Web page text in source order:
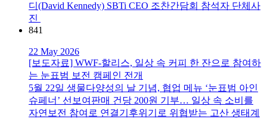
디(David Kennedy) SBTi CEO 조찬간담회 참석자 단체사
진
841
22 May 2026
[보도자료] WWF-할리스, 일상 속 커피 한 잔으로 참여하
는 눈표범 보전 캠페인 전개
5월 22일 생물다양성의 날 기념, 협업 메뉴 ‘눈표범 아인
슈페너’ 선보여판매 건당 200원 기부… 일상 속 소비를
자연보전 참여로 연결기후위기로 위협받는 고산 생태계